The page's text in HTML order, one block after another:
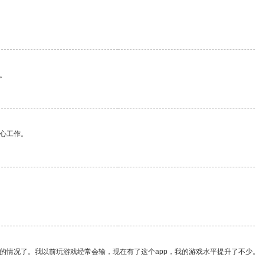
工作。
况了。我以前玩游戏经常会输，现在有了这个app，我的游戏水平提升了不少。